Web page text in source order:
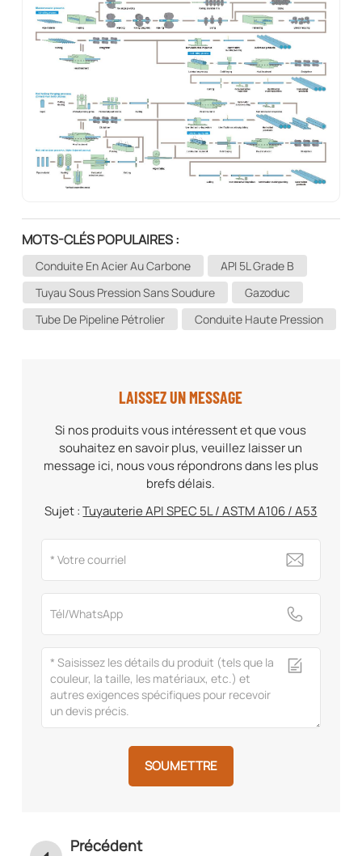
MOTS-CLÉS POPULAIRES :
Conduite En Acier Au Carbone
API 5L Grade B
Tuyau Sous Pression Sans Soudure
Gazoduc
Tube De Pipeline Pétrolier
Conduite Haute Pression
LAISSEZ UN MESSAGE
Si nos produits vous intéressent et que vous
souhaitez en savoir plus, veuillez laisser un
message ici, nous vous répondrons dans les plus
brefs délais.
Sujet :Tuyauterie API SPEC 5L / ASTM A106 / A53
SOUMETTRE
Précédent